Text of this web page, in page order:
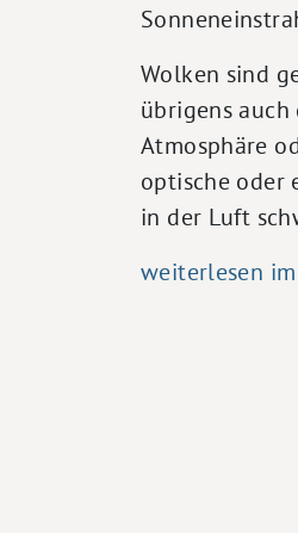
Wolken sind
übrigens auch
Atmosphäre
optische oder
in der Luft
weiterlesen